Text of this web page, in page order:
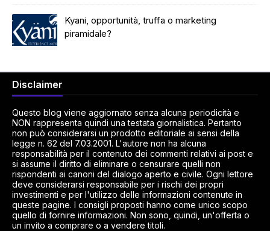
Kyani, opportunità, truffa o marketing
piramidale?
Disclaimer
Questo blog viene aggiornato senza alcuna periodicità e
NON rappresenta quindi una testata giornalistica. Pertanto
non può considerarsi un prodotto editoriale ai sensi della
legge n. 62 del 7.03.2001. L'autore non ha alcuna
responsabilità per il contenuto dei commenti relativi ai post e
si assume il diritto di eliminare o censurare quelli non
rispondenti ai canoni del dialogo aperto e civile. Ogni lettore
deve considerarsi responsabile per i rischi dei propri
investimenti e per l'utilizzo delle informazioni contenute in
queste pagine. I consigli proposti hanno come unico scopo
quello di fornire informazioni. Non sono, quindi, un'offerta o
un invito a comprare o a vendere titoli.